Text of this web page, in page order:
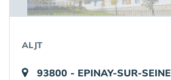
ALJT
93800 - EPINAY-SUR-SEINE